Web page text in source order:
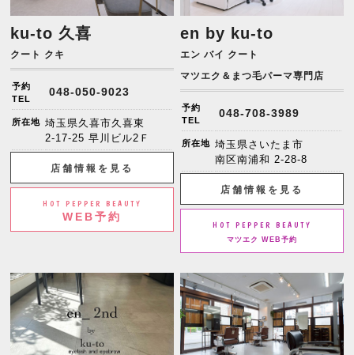
ku-to 久喜
クート クキ
予約
TEL
048-050-9023
所在地 埼玉県久喜市久喜東
2-17-25 早川ビル2Ｆ
店舗情報を見る
HOT PEPPER BEAUTY
WEB予約
en by ku-to
エン バイ クート
マツエク＆まつ毛パーマ専門店
予約
TEL
048-708-3989
所在地 埼玉県さいたま市
南区南浦和 2-28-8
店舗情報を見る
HOT PEPPER BEAUTY
マツエク WEB予約